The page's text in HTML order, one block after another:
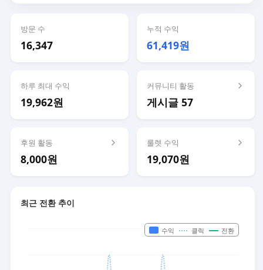
방문 수
16,347
누적 수익
61,419원
하루 최대 수익
19,962원
커뮤니티 활동
게시글 57
후원 활동
8,000원
룰렛 수익
19,070원
최근 전환 추이